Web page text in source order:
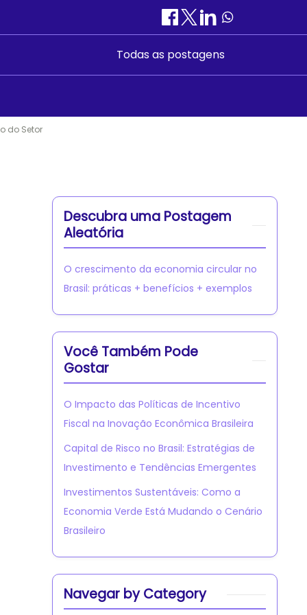
Todas as postagens
do Setor
Descubra uma Postagem
Aleatória
O crescimento da economia circular no
Brasil: práticas + benefícios + exemplos
Você Também Pode
Gostar
O Impacto das Políticas de Incentivo
Fiscal na Inovação Econômica Brasileira
Capital de Risco no Brasil: Estratégias de
Investimento e Tendências Emergentes
Investimentos Sustentáveis: Como a
Economia Verde Está Mudando o Cenário
Brasileiro
Navegar by Category